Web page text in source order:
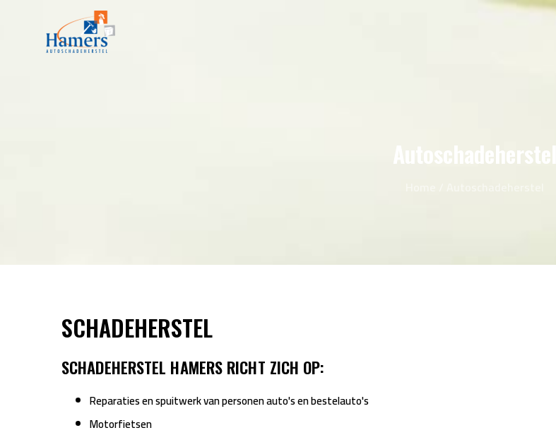
Autoschadeherstel
SCHADEHERSTEL
SCHADEHERSTEL HAMERS RICHT ZICH OP:
Reparaties en spuitwerk van personen auto's en bestelauto's
Motorfietsen